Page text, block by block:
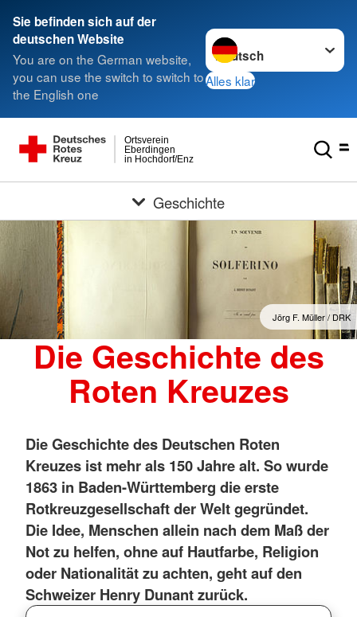
Sie befinden sich auf der
deutschen Website
You are on the German website,
you can use the switch to switch to
the English one
Sprache wechseln zu
Alles klar
in Hochdorf/Enz
Eberdingen
Ortsverein
Geschichte
Jörg F. Müller / DRK
Die Geschichte des
Roten Kreuzes
Die Geschichte des Deutschen Roten
Kreuzes ist mehr als 150 Jahre alt. So wurde
1863 in Baden-Württemberg die erste
Rotkreuzgesellschaft der Welt gegründet.
Die Idee, Menschen allein nach dem Maß der
Not zu helfen, ohne auf Hautfarbe, Religion
oder Nationalität zu achten, geht auf den
Schweizer Henry Dunant zurück.